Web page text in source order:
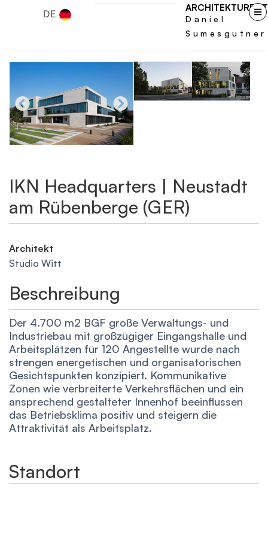
DE
Daniel
Sumesgutner
IKN Headquarters | Neustadt
am Rübenberge (GER)
Architekt
Studio Witt
Beschreibung
Der 4.700 m2 BGF große Verwaltungs- und
Industriebau mit großzügiger Eingangshalle und
Arbeitsplätzen für 120 Angestellte wurde nach
strengen energetischen und organisatorischen
Gesichtspunkten konzipiert. Kommunikative
Zonen wie verbreiterte Verkehrsflächen und ein
ansprechend gestalteter Innenhof beeinflussen
das Betriebsklima positiv und steigern die
Attraktivität als Arbeitsplatz.
Standort